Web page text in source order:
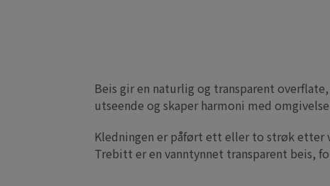
Beis gir en naturlig og transparent
utseende og skaper harmoni med
Kledningen er påført ett eller to strøk etter
Trebitt er en vanntynnet transparent beis,